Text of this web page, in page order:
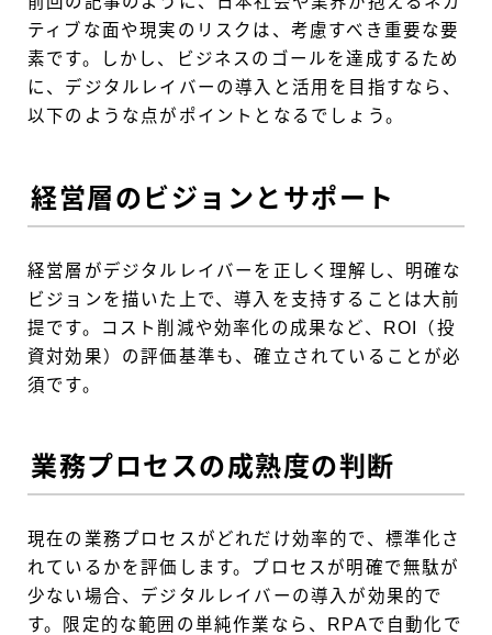
ティブな面や現実のリスクは、考慮すべき重要な要
素です。しかし、ビジネスのゴールを達成するため
に、デジタルレイバーの導入と活用を目指すなら、
以下のような点がポイントとなるでしょう。
経営層のビジョンとサポート
経営層がデジタルレイバーを正しく理解し、明確な
ビジョンを描いた上で、導入を支持することは大前
提です。コスト削減や効率化の成果など、ROI（投
資対効果）の評価基準も、確立されていることが必
須です。
業務プロセスの成熟度の判断
現在の業務プロセスがどれだけ効率的で、標準化さ
れているかを評価します。プロセスが明確で無駄が
少ない場合、デジタルレイバーの導入が効果的で
す。限定的な範囲の単純作業なら、RPAで自動化で